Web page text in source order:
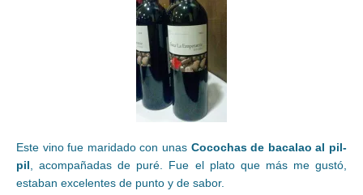
Este vino fue maridado con unas Cocochas de bacalao al pil-
pil, acompañadas de puré. Fue el plato que más me gustó,
estaban excelentes de punto y de sabor.